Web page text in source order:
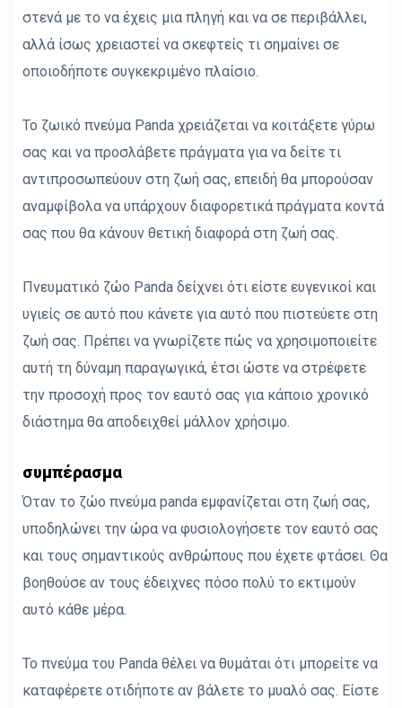
στενά με το να έχεις μια πληγή και να σε περιβάλλει,
αλλά ίσως χρειαστεί να σκεφτείς τι σημαίνει σε
οποιοδήποτε συγκεκριμένο πλαίσιο.
Το ζωικό πνεύμα Panda χρειάζεται να κοιτάξετε γύρω
σας και να προσλάβετε πράγματα για να δείτε τι
αντιπροσωπεύουν στη ζωή σας, επειδή θα μπορούσαν
αναμφίβολα να υπάρχουν διαφορετικά πράγματα κοντά
σας που θα κάνουν θετική διαφορά στη ζωή σας.
Πνευματικό ζώο Panda δείχνει ότι είστε ευγενικοί και
υγιείς σε αυτό που κάνετε για αυτό που πιστεύετε στη
ζωή σας. Πρέπει να γνωρίζετε πώς να χρησιμοποιείτε
αυτή τη δύναμη παραγωγικά, έτσι ώστε να στρέφετε
την προσοχή προς τον εαυτό σας για κάποιο χρονικό
διάστημα θα αποδειχθεί μάλλον χρήσιμο.
συμπέρασμα
Όταν το ζώο πνεύμα panda εμφανίζεται στη ζωή σας,
υποδηλώνει την ώρα να φυσιολογήσετε τον εαυτό σας
και τους σημαντικούς ανθρώπους που έχετε φτάσει. Θα
βοηθούσε αν τους έδειχνες πόσο πολύ το εκτιμούν
αυτό κάθε μέρα.
Το πνεύμα του Panda θέλει να θυμάται ότι μπορείτε να
καταφέρετε οτιδήποτε αν βάλετε το μυαλό σας. Είστε